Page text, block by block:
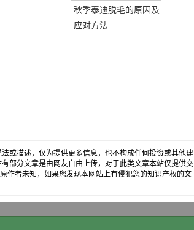
秋季泰迪脱毛的原因及
应对方法
或描述，仅为提供更多信息，也不构成任何投资或其他建
部分文章是由网友自由上传，对于此类文章本站仅提供交
作者未知，如果您发现本网站上有侵犯您的知识产权的文